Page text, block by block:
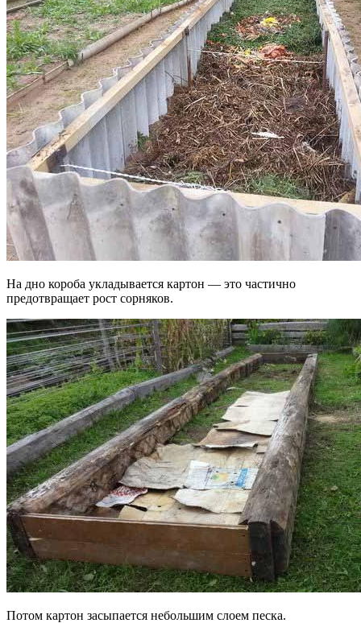
На дно короба укладывается картон — это частично
предотвращает рост сорняков.
Потом картон засыпается небольшим слоем песка.